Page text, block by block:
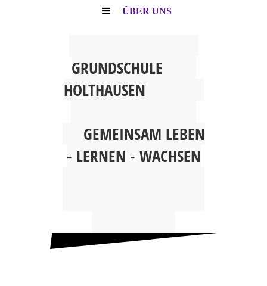
ÜBER UNS
GRUNDSCHULE
HOLTHAUSEN
GEMEINSAM LEBEN
- LERNEN - WACHSEN